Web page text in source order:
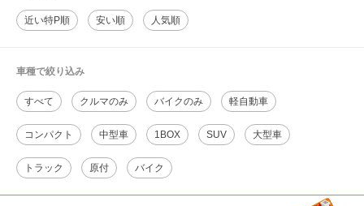
近い特P順 安い順 人気順
車種で絞り込み
すべて クルマのみ バイクのみ 軽自動車
コンパクト 中型車 1BOX SUV 大型車
トラック 原付 バイク